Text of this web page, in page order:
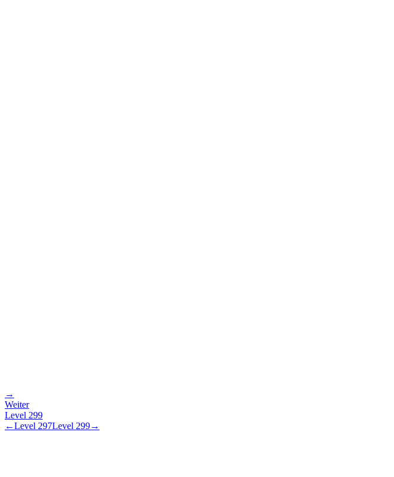
→
Weiter
Level 299
←Level 297Level 299→